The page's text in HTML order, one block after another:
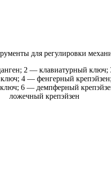
для регулировки
2 — клавиатурный
4 — фенгерный
ключ; 6 — демпферный
ложечный крепэйзен